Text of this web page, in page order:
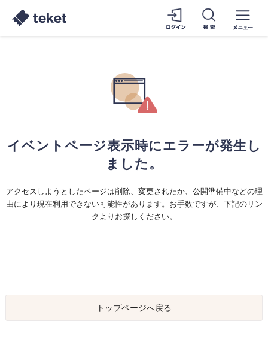
イベントページ表示時にエラーが発生し
ました。
アクセスしようとしたページは削除、変更されたか、公開準備中などの理
由により現在利用できない可能性があります。お手数ですが、下記のリン
クよりお探しください。
トップページへ戻る